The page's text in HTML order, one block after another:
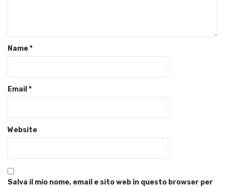
Name*
Email *
Website
Salva il mio nome, email e sito web in questo browser per